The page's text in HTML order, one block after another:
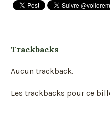
Trackbacks
Aucun trackback.
Les trackbacks pour ce